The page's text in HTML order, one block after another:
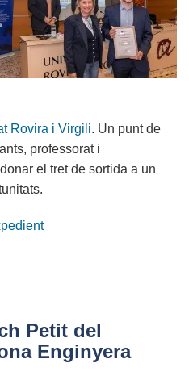
Rovira i Virgili. Un punt de
professorat i
el tret de sortida a un
Petit del
Enginyera